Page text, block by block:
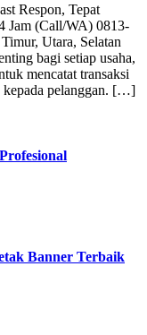
Respon, Tepat
Jam (Call/WA) 0813-
Utara, Selatan
bagi setiap usaha,
mencatat transaksi
kepada pelanggan. […]
Banner Terbaik